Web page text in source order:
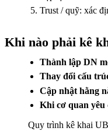
Trust / quỹ: xác
Khi nào phải kê
Thành lập DN
Thay đổi cấu
Cập nhật hằng
Khi cơ quan yêu
Quy trình kê khai